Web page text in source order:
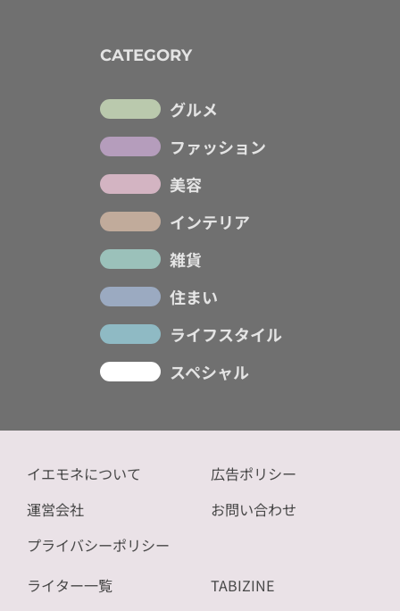
CATEGORY
グルメ
ファッション
美容
インテリア
雑貨
住まい
ライフスタイル
スペシャル
イエモネについて
運営会社
プライバシーポリシー
広告ポリシー
お問い合わせ
ライター一覧
TABIZINE